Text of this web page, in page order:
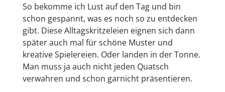
So bekomme ich Lust auf den Tag und bin
schon gespannt, was es noch so zu entdecken
gibt. Diese Alltagskritzeleien eignen sich dann
später auch mal für schöne Muster und
kreative Spielereien. Oder landen in der Tonne.
Man muss ja auch nicht jeden Quatsch
verwahren und schon garnicht präsentieren.